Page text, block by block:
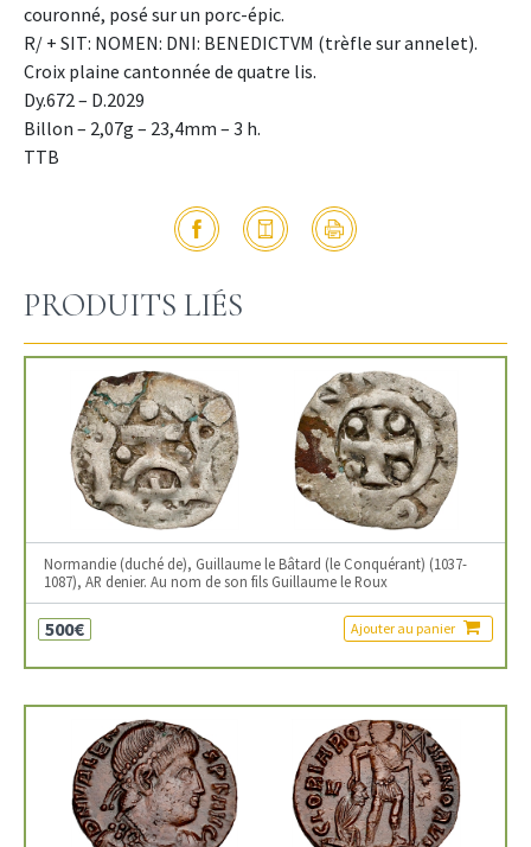
couronné, posé sur un porc-épic.
R/ + SIT: NOMEN: DNI: BENEDICTVM (trèfle sur annelet).
Croix plaine cantonnée de quatre lis.
Dy.672 – D.2029
Billon – 2,07g – 23,4mm – 3 h.
TTB
PRODUITS LIÉS
Normandie (duché de), Guillaume le Bâtard (le Conquérant) (1037-
1087), AR denier. Au nom de son fils Guillaume le Roux
500€ Ajouter au panier